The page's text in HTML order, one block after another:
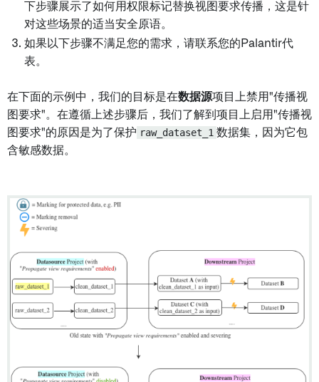
下步骤展示了如何用权限标记替换视图要求传播，这是针
对这些场景的适当安全原语。
如果以下步骤不满足您的需求，请联系您的Palantir代
表。
在下面的示例中，我们的目标是在数据源项目上禁用"传播视
图要求"。在遵循上述步骤后，我们了解到项目上启用"传播视
图要求"的原因是为了保护 raw_dataset_1 数据集，因为它包
含敏感数据。